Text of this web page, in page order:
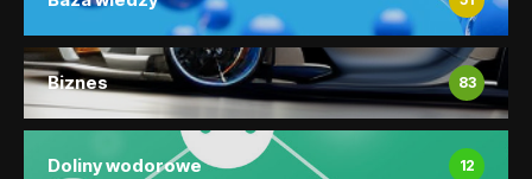
Biznes 83
Doliny wodorowe 12